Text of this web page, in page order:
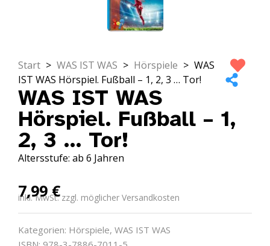
Start > WAS IST WAS > Hörspiele > WAS
IST WAS Hörspiel. Fußball – 1, 2, 3 … Tor!
WAS IST WAS
Hörspiel. Fußball – 1,
2, 3 … Tor!
Altersstufe: ab 6 Jahren
7,99€
inkl. MwSt. zzgl. möglicher Versandkosten
Kategorien: Hörspiele, WAS IST WAS